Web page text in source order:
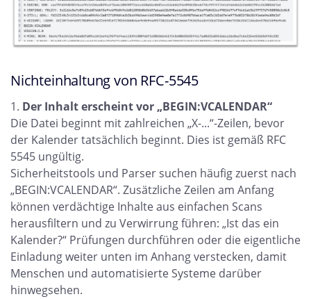
Nichteinhaltung von RFC-5545
Der Inhalt erscheint vor „BEGIN:VCALENDAR“
Die Datei beginnt mit zahlreichen „X-...“-Zeilen, bevor
der Kalender tatsächlich beginnt. Dies ist gemäß RFC
5545 ungültig.
Sicherheitstools und Parser suchen häufig zuerst nach
„BEGIN:VCALENDAR“. Zusätzliche Zeilen am Anfang
können verdächtige Inhalte aus einfachen Scans
herausfiltern und zu Verwirrung führen: „Ist das ein
Kalender?“ Prüfungen durchführen oder die eigentliche
Einladung weiter unten im Anhang verstecken, damit
Menschen und automatisierte Systeme darüber
hinwegsehen.